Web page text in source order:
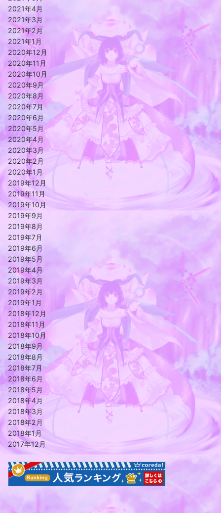
2021年4月
2021年3月
2021年2月
2021年1月
2020年12月
2020年11月
2020年10月
2020年9月
2020年8月
2020年7月
2020年6月
2020年5月
2020年4月
2020年3月
2020年2月
2020年1月
2019年12月
2019年11月
2019年10月
2019年9月
2019年8月
2019年7月
2019年6月
2019年5月
2019年4月
2019年3月
2019年2月
2019年1月
2018年12月
2018年11月
2018年10月
2018年9月
2018年8月
2018年7月
2018年6月
2018年5月
2018年4月
2018年3月
2018年2月
2018年1月
2017年12月